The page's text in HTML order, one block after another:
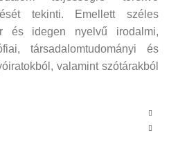
tekinti. Emellett széles
és idegen nyelvű irodalmi,
társadalomtudományi és
valamint szótárakból